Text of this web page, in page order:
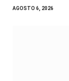
AGOSTO 6, 2026